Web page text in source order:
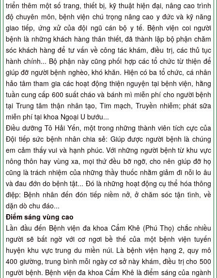
triển thêm một số trang, thiết bị, kỹ thuật hiện đại, nâng cao trình
độ chuyên môn, bệnh viện chú trọng nâng cao y đức và kỹ năng
giao tiếp, ứng xử của đội ngũ cán bộ y tế. Bệnh viện coi người
bệnh là những khách hàng thân thiết, đã thành lập bộ phận chăm
sóc khách hàng để tư vấn về công tác khám, điều trị, các thủ tục
hành chính... Bộ phận này cũng phối hợp các tổ chức từ thiện để
giúp đỡ người bệnh nghèo, khó khăn. Hiện có ba tổ chức, cá nhân
hảo tâm tham gia các hoạt động thiện nguyện tại bệnh viện, hằng
tuần cung cấp 600 suất cháo và bánh mì miễn phí cho người bệnh
tại Trung tâm thận nhân tạo, Tim mạch, Truyền nhiễm; phát sữa
miễn phí tại khoa Ngoại U bướu...
Điều dưỡng Tô Hải Yến, một trong những thành viên tích cực của
Đội tiếp sức bệnh nhân chia sẻ: Giúp được người bệnh là chúng
em cảm thấy vui và hạnh phúc. Với những người bệnh từ khu vực
nông thôn hay vùng xa, mọi thứ đều bỡ ngỡ, cho nên giúp đỡ họ
cũng là trách nhiệm của những thầy thuốc nhằm giảm đi nỗi lo âu
và đau đớn do bệnh tật... Đó là những hoạt động cụ thể hóa thông
điệp: Bệnh nhân đến đón tiếp niềm nở, ở chăm sóc tận tình, về
dặn dò chu đáo...
Điểm sáng vùng cao
Lần đầu đến Bệnh viện đa khoa Cẩm Khê (Phú Thọ) chắc nhiều
người sẽ bất ngờ với cơ ngơi bề thế của một bệnh viện tuyến
huyện khu vực trung du miền núi. Là bệnh viện hạng 2, quy mô
400 giường, trung bình mỗi ngày cơ sở này khám, điều trị cho 500
người bệnh. Bệnh viện đa khoa Cẩm Khê là điểm sáng của ngành